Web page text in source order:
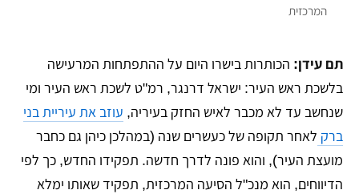
המרכזית
תם עידן: הכותרות בישרו היום על ההתפתחות המרעישה
בלשכת ראש העיר: ישראל דרנגר, רמ"ט לשכת ראש העיר ומי
שנחשב עד לא מכבר לאיש החזק בעיריה, עוזב את עיריית בני
ברק לאחר תקופה של כעשרים שנה (במהלכן כיהן גם כחבר
מועצת העיר), והוא פונה לדרך חדשה. תפקידו החדש, כך לפי
הדיווחים, הוא מנכ"ל הסיעה המרכזית, תפקיד שאותו ימלא